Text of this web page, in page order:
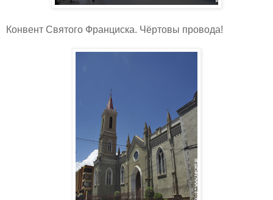
Конвент Святого Франциска. Чёртовы провода!